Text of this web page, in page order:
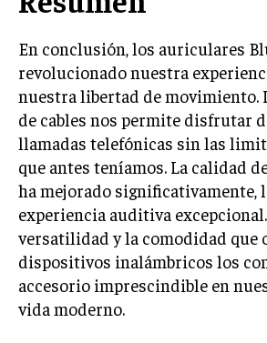
En conclusión, los auriculares
revolucionado nuestra
nuestra libertad de movimiento.
de cables nos permite disfrutar
llamadas telefónicas sin las
que antes teníamos. La calidad
ha mejorado significativamente,
experiencia auditiva
versatilidad y la comodidad que
dispositivos inalámbricos los
accesorio imprescindible en
vida moderno.